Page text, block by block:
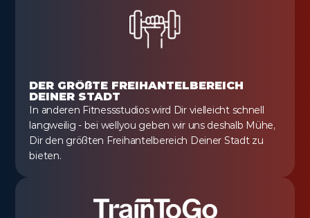
DER GRÖßTE FREIHANTELBEREICH
DEINER STADT
In anderen Fitnessstudios wird Dir vielleicht schnell
langweilig - bei wellyou geben wir uns deshalb Mühe,
Dir den größten Freihantelbereich Deiner Stadt zu
bieten.